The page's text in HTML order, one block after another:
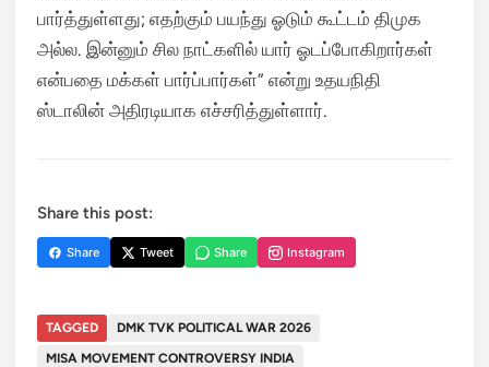
பார்த்துள்ளது; எதற்கும் பயந்து ஓடும் கூட்டம் திமுக
அல்ல. இன்னும் சில நாட்களில் யார் ஓடப்போகிறார்கள்
என்பதை மக்கள் பார்ப்பார்கள்” என்று உதயநிதி
ஸ்டாலின் அதிரடியாக எச்சரித்துள்ளார்.
Share this post:
Share Tweet Share Instagram
TAGGED
DMK TVK POLITICAL WAR 2026
MISA MOVEMENT CONTROVERSY INDIA